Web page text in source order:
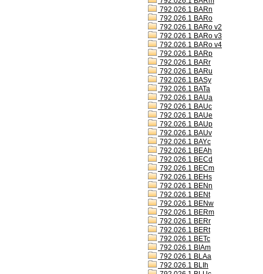
792.026.1 BARn
792.026.1 BARo
792.026.1 BARo v2
792.026.1 BARo v3
792.026.1 BARo v4
792.026.1 BARp
792.026.1 BARr
792.026.1 BARu
792.026.1 BASy
792.026.1 BATa
792.026.1 BAUa
792.026.1 BAUc
792.026.1 BAUe
792.026.1 BAUp
792.026.1 BAUv
792.026.1 BAYc
792.026.1 BEAh
792.026.1 BECd
792.026.1 BECm
792.026.1 BEHs
792.026.1 BENn
792.026.1 BENt
792.026.1 BENw
792.026.1 BERm
792.026.1 BERr
792.026.1 BERt
792.026.1 BETc
792.026.1 BIAm
792.026.1 BLAa
792.026.1 BLIh